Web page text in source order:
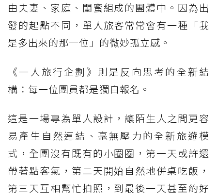
由夫妻、家庭、閨蜜組成的團體中。因為出
發的起點不同，單人旅客常常會有一種「我
是多出來的那一位」的微妙孤立感。
《一人旅行企劃》則是反向思考的全新結
構：每一位團員都是獨自報名。
這是一場專為單人設計，讓陌生人之間更容
易產生自然連結、毫無壓力的全新旅遊模
式，全團沒有既有的小圈圈，第一天或許還
帶著點客氣，第二天開始自然地併桌吃飯，
第三天互相幫忙拍照，到最後一天甚至約好